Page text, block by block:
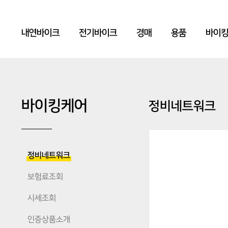
내연바이크 전기바이크 경매 용품 바이
바이킹케어
정비네트워크
보험료조회
시세조회
인증상품소개
정비네트워크